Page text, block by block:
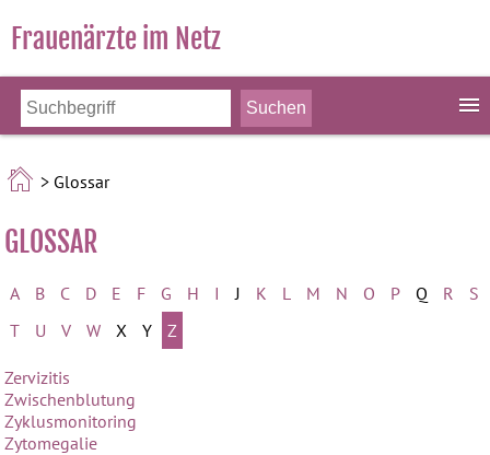
Frauenärzte im Netz
> Glossar
GLOSSAR
A B C D E F G H I J K L M N O P Q R
S
T
U V W X Y Z
Zervizitis
Zwischenblutung
Zyklusmonitoring
Zytomegalie